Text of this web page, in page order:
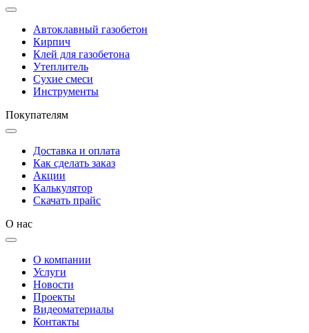
Автоклавный газобетон
Кирпич
Клей для газобетона
Утеплитель
Сухие смеси
Инструменты
Покупателям
Доставка и оплата
Как сделать заказ
Акции
Калькулятор
Скачать прайс
О нас
О компании
Услуги
Новости
Проекты
Видеоматериалы
Контакты